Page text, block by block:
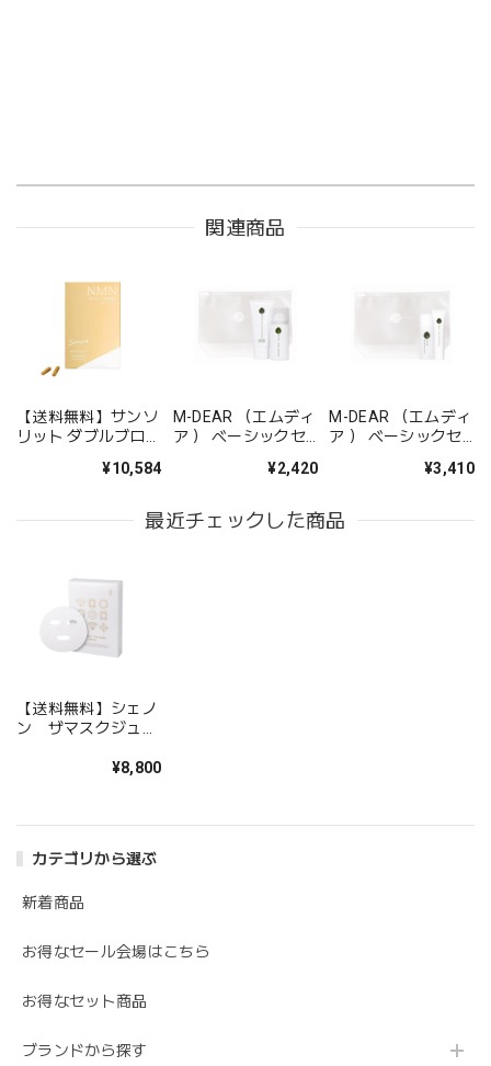
カテゴリから選ぶ
新着商品
お得なセール会場はこちら
お得なセット商品
ブランドから探す
関連商品
【送料無料】サンソ
リット ダブルブロッ
¥10,584
M-DEAR （エムディ
ア ） ベーシックセ
¥2,420
M-DEAR （エムディ
ア ） ベーシックセ
¥3,410
最近チェックした商品
【送料無料】シェノ
ン ザマスクジュエ
¥8,800